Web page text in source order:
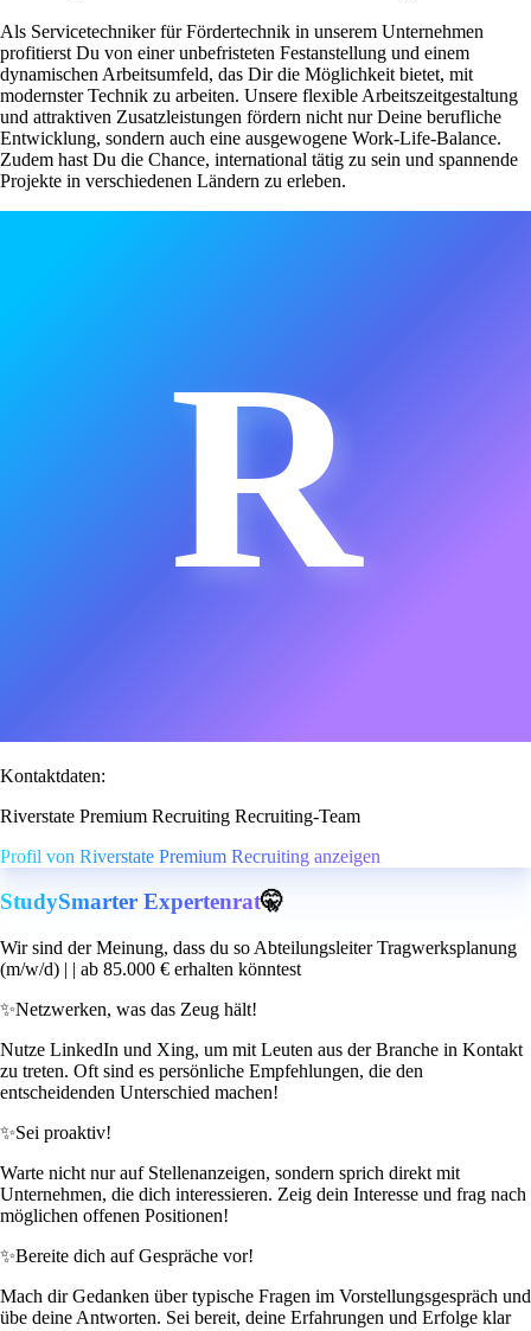
Als Servicetechniker für Fördertechnik in unserem Unternehmen
profitierst Du von einer unbefristeten Festanstellung und einem
dynamischen Arbeitsumfeld, das Dir die Möglichkeit bietet, mit
modernster Technik zu arbeiten. Unsere flexible Arbeitszeitgestaltung
und attraktiven Zusatzleistungen fördern nicht nur Deine berufliche
Entwicklung, sondern auch eine ausgewogene Work-Life-Balance.
Zudem hast Du die Chance, international tätig zu sein und spannende
Projekte in verschiedenen Ländern zu erleben.
R
Kontaktdaten:
Riverstate Premium Recruiting Recruiting-Team
Profil von Riverstate Premium Recruiting anzeigen
StudySmarter Expertenrat🤫
Wir sind der Meinung, dass du so Abteilungsleiter Tragwerksplanung
(m/w/d) | | ab 85.000 € erhalten könntest
✨Netzwerken, was das Zeug hält!
Nutze LinkedIn und Xing, um mit Leuten aus der Branche in Kontakt
zu treten. Oft sind es persönliche Empfehlungen, die den
entscheidenden Unterschied machen!
✨Sei proaktiv!
Warte nicht nur auf Stellenanzeigen, sondern sprich direkt mit
Unternehmen, die dich interessieren. Zeig dein Interesse und frag nach
möglichen offenen Positionen!
✨Bereite dich auf Gespräche vor!
Mach dir Gedanken über typische Fragen im Vorstellungsgespräch und
übe deine Antworten. Sei bereit, deine Erfahrungen und Erfolge klar